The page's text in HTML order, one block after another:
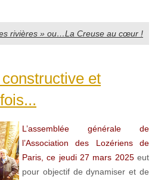
rivières » ou…La Creuse au cœur !
et
L’assemblée générale de
l’Association des Lozériens de
Paris, ce jeudi 27 mars 2025eut
pour objectif de dynamiser et de